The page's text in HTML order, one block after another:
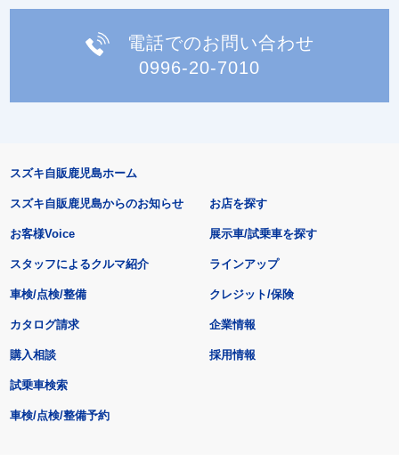
電話でのお問い合わせ
0996-20-7010
スズキ自販鹿児島ホーム
スズキ自販鹿児島からのお知らせ
お客様Voice
スタッフによるクルマ紹介
お店を探す
展示車/試乗車を探す
ラインアップ
車検/点検/整備 クレジット/保険
カタログ請求
購入相談
試乗車検索
車検/点検/整備予約
企業情報
採用情報